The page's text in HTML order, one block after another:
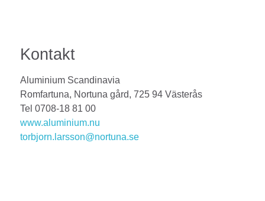
Kontakt
Aluminium Scandinavia
Romfartuna, Nortuna gård, 725 94 Västerås
Tel 0708-18 81 00
www.aluminium.nu
torbjorn.larsson@nortuna.se